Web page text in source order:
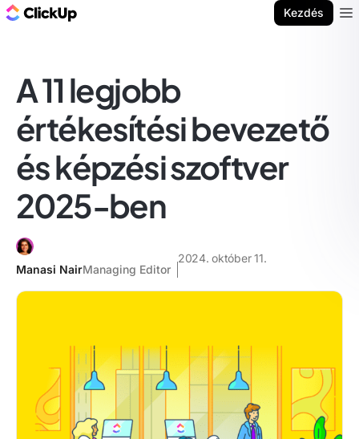
Kezdés
A 11 legjobb
értékesítési bevezető
és képzési szoftver
2025-ben
Manasi NairManaging Editor
2024. október 11.